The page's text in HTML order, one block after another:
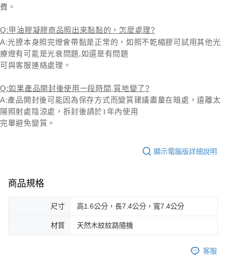
費。
Q:甲油膠凝膠商品照出來黏黏的，怎麼處理?
A:光撩本身照完燈會帶黏是正常的，如照不乾縮膠可試用其他光
療燈有可能是光衰問題,如還是有問題
可與客服連絡處理。
Q:如果產品開封後使用一段時間,質地變了?
A:產品開封後可能因為保存方式而變質建議盡量在暗處，遠離太
陽照射處陰涼處，拆封後請於1年內使用
完畢避免變質。
顯示電腦版詳細說明
商品規格
尺寸 高1.6公分，長7.4公分，寬7.4公分
材質 天然木紋紋路隨機
客服